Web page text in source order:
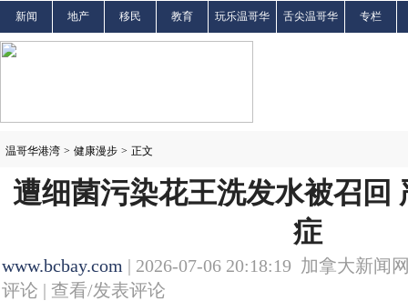
新闻 地产 移民 教育 玩乐温哥华 舌尖温哥华 专栏
温哥华港湾 > 健康漫步 > 正文
遭细菌污染花王洗发水被召回
症
www.bcbay.com | 2026-07-06 20:18:19 加拿大新闻
评论 | 查看/发表评论